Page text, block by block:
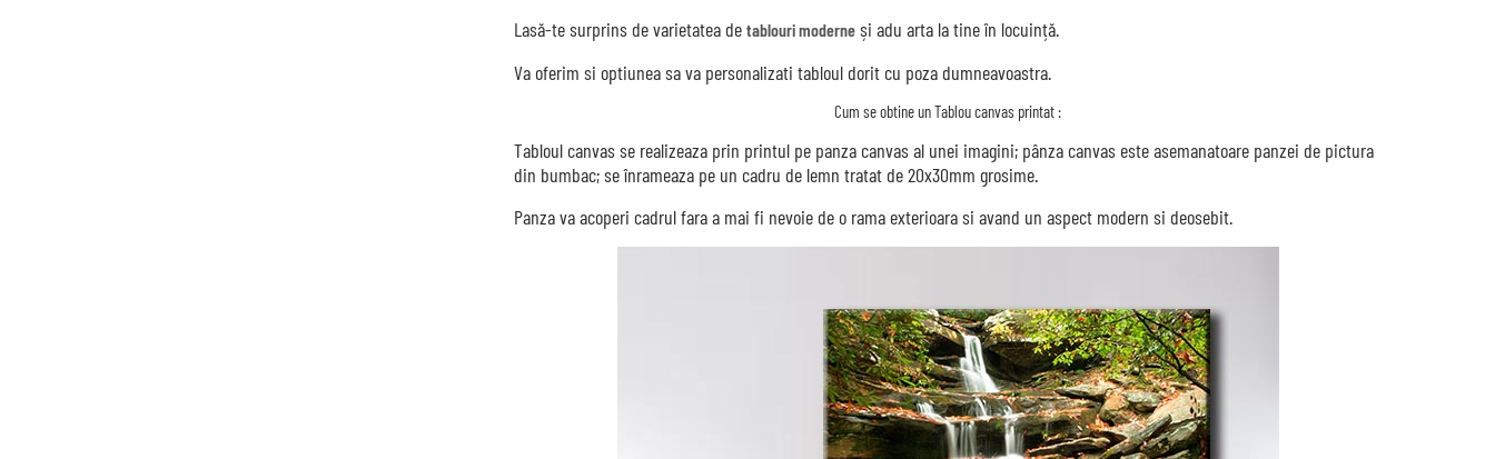
Lasă-te surprins de varietatea de tablouri moderne și adu arta la tine în locuință.
Va oferim si optiunea sa va personalizati tabloul dorit cu poza dumneavoastra.
Cum se obtine un Tablou canvas printat :
Tabloul canvas se realizeaza prin printul pe panza canvas al unei imagini; pânza canvas este asemanatoare panzei de pictura
din bumbac; se înrameaza pe un cadru de lemn tratat de 20x30mm grosime.
Panza va acoperi cadrul fara a mai fi nevoie de o rama exterioara si avand un aspect modern si deosebit.